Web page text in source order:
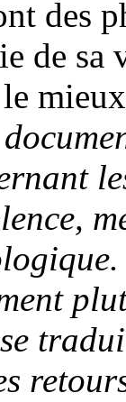
des
de
le